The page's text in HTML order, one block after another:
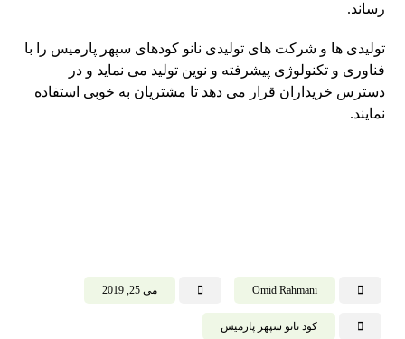
رساند.
تولیدی ها و شرکت های تولیدی نانو کودهای سپهر پارمیس را با
فناوری و تکنولوژی پیشرفته و نوین تولید می نماید و در
دسترس خریداران قرار می دهد تا مشتریان به خوبی استفاده
نمایند.
Omid Rahmani می 25, 2019
کود نانو سپهر پارمیس